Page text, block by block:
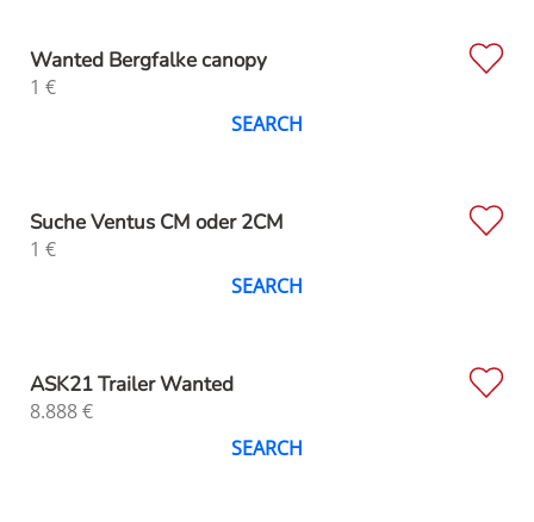
Wanted Bergfalke canopy
1 €
SEARCH
Suche Ventus CM oder 2CM
1 €
SEARCH
ASK21 Trailer Wanted
8.888€
SEARCH